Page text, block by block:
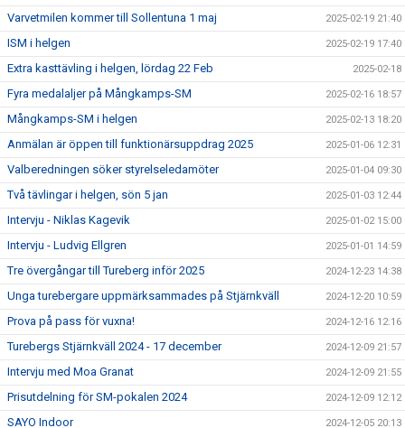
Varvetmilen kommer till Sollentuna 1 maj 2025-02-19 21:40
ISM i helgen 2025-02-19 17:40
Extra kasttävling i helgen, lördag 22 Feb 2025-02-18
Fyra medalaljer på Mångkamps-SM 2025-02-16 18:57
Mångkamps-SM i helgen 2025-02-13 18:20
Anmälan är öppen till funktionärsuppdrag 2025 2025-01-06 12:31
Valberedningen söker styrelseledamöter 2025-01-04 09:30
Två tävlingar i helgen, sön 5 jan 2025-01-03 12:44
Intervju - Niklas Kagevik 2025-01-02 15:00
Intervju - Ludvig Ellgren 2025-01-01 14:59
Tre övergångar till Tureberg inför 2025 2024-12-23 14:38
Unga turebergare uppmärksammades på Stjärnkväll 2024-12-20 10:59
Prova på pass för vuxna! 2024-12-16 12:16
Turebergs Stjärnkväll 2024 - 17 december 2024-12-09 21:57
Intervju med Moa Granat 2024-12-09 21:55
Prisutdelning för SM-pokalen 2024 2024-12-09 12:12
SAYO Indoor 2024-12-05 20:13